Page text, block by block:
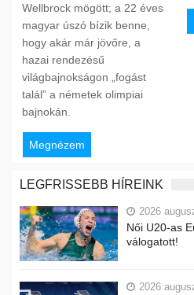
Wellbrock mögött; a 22 éves
magyar úszó bízik benne,
hogy akár már jövőre, a
hazai rendezésű
világbajnokságon „fogást
talál” a németek olimpiai
bajnokán.
Megnézem
LEGFRISSEBB HÍREINK
2026
Női U20-as
válogatott!
2026